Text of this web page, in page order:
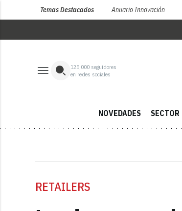
Temas Destacados Anuario Innovación
125,000 seguidores
en redes sociales
NOVEDADES SECTOR
RETAILERS